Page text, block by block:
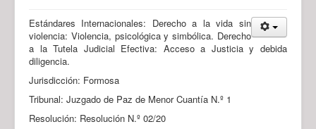
Estándares Internacionales: Derecho a la vida sin
violencia: Violencia, psicológica y simbólica. Derecho
a la Tutela Judicial Efectiva: Acceso a Justicia y debida
diligencia.
Jurisdicción: Formosa
Tribunal: Juzgado de Paz de Menor Cuantía N.º 1
Resolución: Resolución N.º 02/20